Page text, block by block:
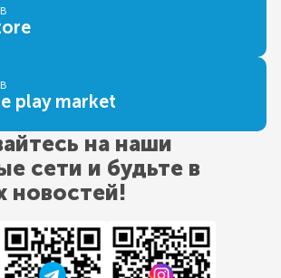
play market
на наши
сети и будьте в
новостей!